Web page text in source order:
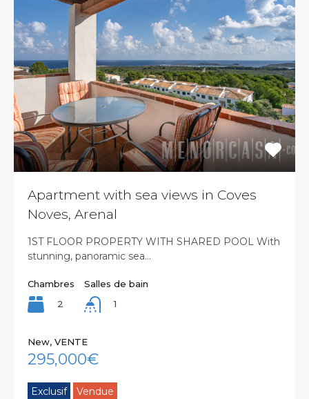
Apartment with sea views in Coves
Noves, Arenal
1ST FLOOR PROPERTY WITH SHARED POOL With
stunning, panoramic sea…
Chambres
2
Salles de bain
1
New, VENTE
295,000€
Exclusif Vendue